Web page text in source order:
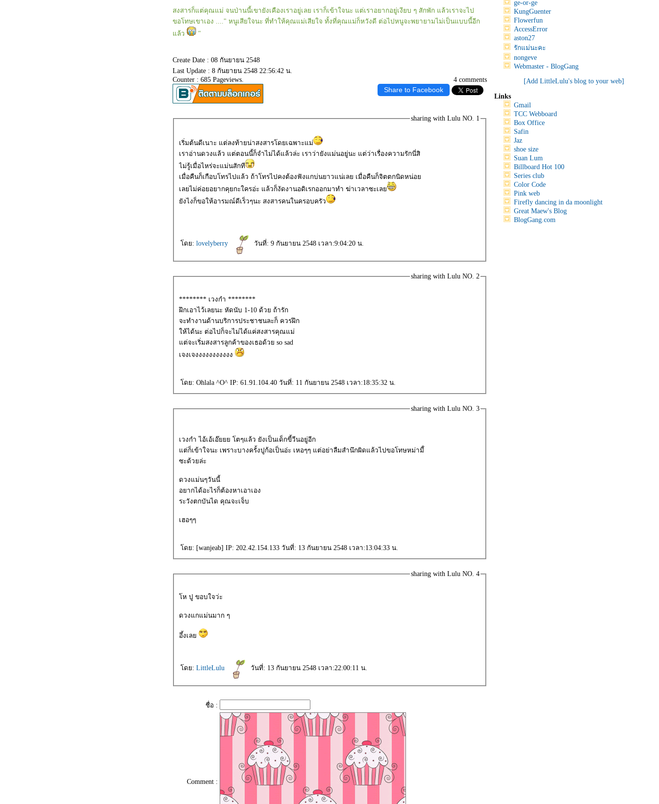
สงสารก็แต่คุณแม่ จนป่านนี้เขายังเคืองเราอยู่เลย เราก็เข้าใจนะ แต่เราอยากอยู่เงียบ ๆ สักพัก แล้วเราจะไป
ขอโทษเขาเอง ...." หนูเสียใจนะ ที่ทำให้คุณแม่เสียใจ ทั้งที่คุณแม่ก็หวังดี ต่อไปหนูจะพยายามไม่เป็นแบบนี้อีก
ล้ว
"
Create Date : 08 กันยายน 2548
Last Update : 8 กันยายน 2548 22:56:42 น.
4 comments
Counter : 685 Pageviews.
Share to Facebook
sharing with Lulu NO. 1
เริ่มต้นดีเนาะ แต่ลงท้ายน่าสงสารโดยเฉพาะแม่
เราอ่านดวงแล้ว แต่ตอนนี้ก็จำไม่ได้แล้วล่ะ เราว่ายังแม่นอยู่นะ แต่ว่าเรื่องความรักนี่สิ
ไม่รู้เมื่อไหร่จะแม่นสักที
เมื่อคืนก็เกือบโทรไปแล้ว ถ้าโทรไปคงต้องฟังแกบ่นยาวแน่เลย เมื่อคืนก็จิตตกนิดหน่อ
เลยไม่ค่อยอยากคุยกะใครอ่ะ แล้วก็งัดงานอดิเรกออกมาทำ ฆ่าเวลาซะเล
ังไงก็ขอให้อารมณ์ดีเร็วๆนะ สงสารคนในครอบครัว
ดย:lovelyberry วันที่: 9 กันยายน 2548 เวลา:9:04:20 น.
sharing with Lulu NO. 2
******** เวงกำ ********
ฝึกเอาไว้เลยนะ หัดนับ 1-10 ด้วย ถ้ารัก
จะทำงานด้านบริการประชาชนละก็ ควรฝึก
ห้ได้นะ ต่อไปก็จะไม่ได้แค่สงสารคุณแม่
ต่จะเริ่มสงสารลูกค้าของเธอด้วย so sad
เจงเจงงงงงงงงงงง
ดย: Ohlala ^O^ IP: 61.91.104.40 วันที่: 11 กันยายน 2548 เวลา:18:35:32 น.
sharing with Lulu NO. 3
เวงกำ ไอ้เอ้เอ๊ยยย โตๆแล้ว ยังเป็นเด็กขี้วีนอยู่อีก
ต่ก็เข้าใจนะ เพราะบางครั้งปูก้อเป็นอ่ะ เหอๆๆ แต่อย่าลืมสำนึกผิดแล้วไปขอโทษหม่ามี๊
ซะด้วยล่ะ
ดวงแม่นๆวันนี้
อยากได้อะไรก็ต้องหาเอาเอง
ระวังตกบันได คุณจะเจ็บ
เฮอๆๆ
ดย: [wanjeab] IP: 202.42.154.133 วันที่: 13 กันยายน 2548 เวลา:13:04:33 น.
sharing with Lulu NO. 4
ห ปู ขอบใจว่ะ
ดวงแกแม่นมาก ๆ
อึ้งเล
ดย:LittleLulu วันที่: 13 กันยายน 2548 เวลา:22:00:11 น.
ชื่อ :
Comment :
ge-or-ge
KungGuenter
Flowerfun
AccessError
aston27
รักแม่นะคะ
nongeve
Webmaster - BlogGang
[Add LittleLulu's blog to your web]
Links
Gmail
TCC Webboard
Box Office
Safin
Jaz
shoe size
Suan Lum
Billboard Hot 100
Series club
Color Code
Pink web
Firefly dancing in da moonlight
Great Maew's Blog
BlogGang.com